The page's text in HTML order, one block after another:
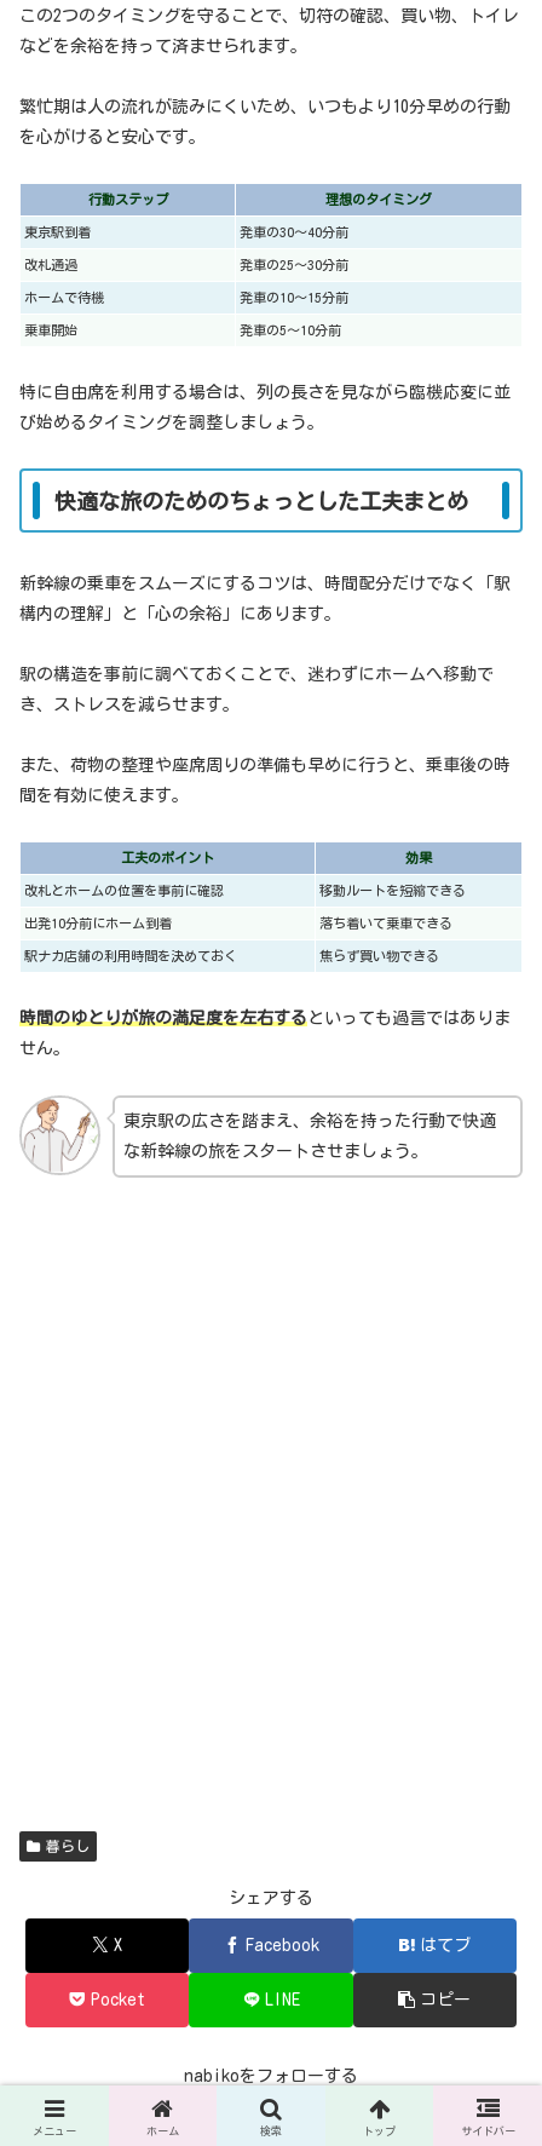
この2つのタイミングを守ることで、切符の確認、買い物、トイレ
などを余裕を持って済ませられます。
繁忙期は人の流れが読みにくいため、いつもより10分早めの行動
を心がけると安心です。
行動ステップ 理想のタイミング
東京駅到着 発車の30〜40分前
改札通過 発車の25〜30分前
ホームで待機 発車の10〜15分前
乗車開始 発車の5〜10分前
特に自由席を利用する場合は、列の長さを見ながら臨機応変に並
び始めるタイミングを調整しましょう。
快適な旅のためのちょっとした工夫まとめ
新幹線の乗車をスムーズにするコツは、時間配分だけでなく「駅
構内の理解」と「心の余裕」にあります。
駅の構造を事前に調べておくことで、迷わずにホームへ移動で
き、ストレスを減らせます。
また、荷物の整理や座席周りの準備も早めに行うと、乗車後の時
間を有効に使えます。
工夫のポイント 効果
改札とホームの位置を事前に確認 移動ルートを短縮できる
出発10分前にホーム到着 落ち着いて乗車できる
駅ナカ店舗の利用時間を決めておく 焦らず買い物できる
時間のゆとりが旅の満足度を左右するといっても過言ではありま
せん。
東京駅の広さを踏まえ、余裕を持った行動で快適
な新幹線の旅をスタートさせましょう。
暮らし
シェアする
X Facebook はてブ
Pocket LINE コピー
nabikoをフォローする
メニュー ホーム 検索 トップ サイドバー